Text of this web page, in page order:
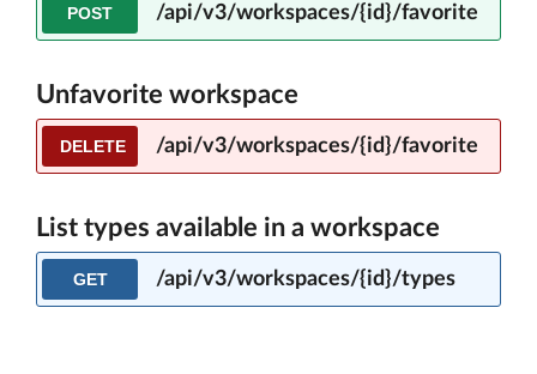
POST /api/v3/workspaces/{id}/favorite
Unfavorite workspace
DELETE /api/v3/workspaces/{id}/favorite
List types available in a workspace
GET /api/v3/workspaces/{id}/types